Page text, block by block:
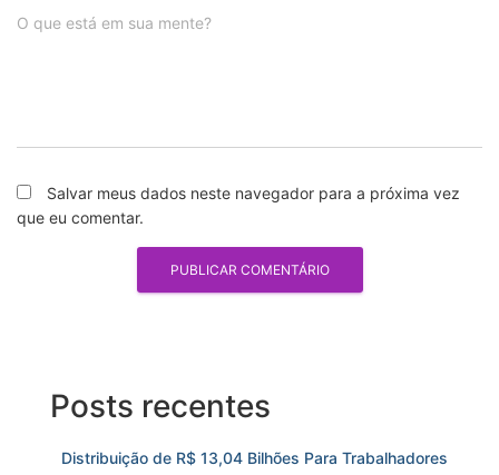
O que está em sua mente?
Salvar meus dados neste navegador para a próxima vez
que eu comentar.
Posts recentes
Distribuição de R$ 13,04 Bilhões Para Trabalhadores